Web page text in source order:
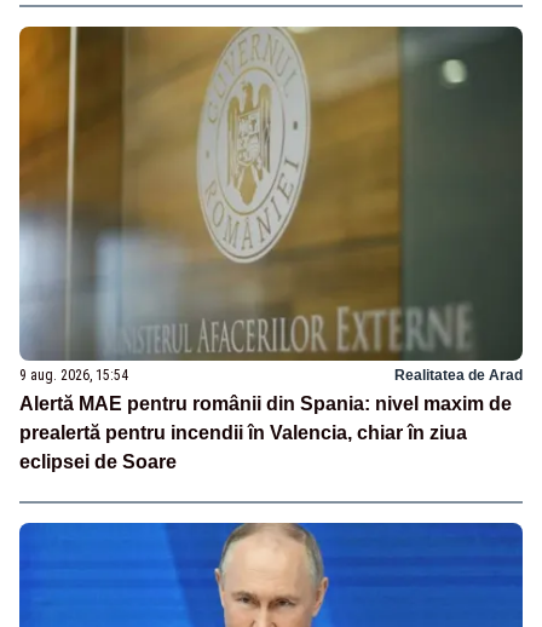
9 aug. 2026, 15:54 Realitatea de Arad
Alertă MAE pentru românii din Spania: nivel maxim de
prealertă pentru incendii în Valencia, chiar în ziua
eclipsei de Soare